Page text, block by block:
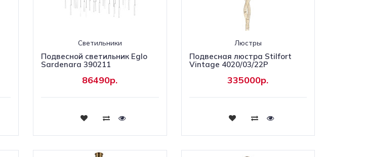
Светильники
Подвесной светильник Eglo
Sardenara 390211
86490р.
Купить
Люстры
Подвесная люстра Stilfort
Vintage 4020/03/22P
335000р.
Купить